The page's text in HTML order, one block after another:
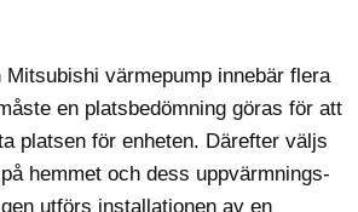
Mitsubishi värmepump innebär flera
en platsbedömning göras för att
platsen för enheten. Därefter väljs
hemmet och dess uppvärmnings-
utförs installationen av en